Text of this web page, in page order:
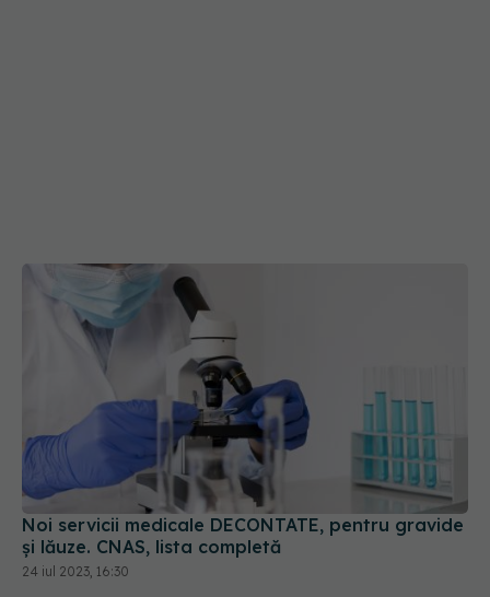
Noi servicii medicale DECONTATE, pentru gravide
și lăuze. CNAS, lista completă
24 iul 2023, 16:30